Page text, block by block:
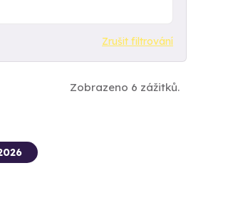
Zrušit filtrování
Zobrazeno 6 zážitků.